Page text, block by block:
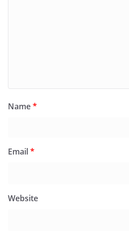
Name*
Email*
Website